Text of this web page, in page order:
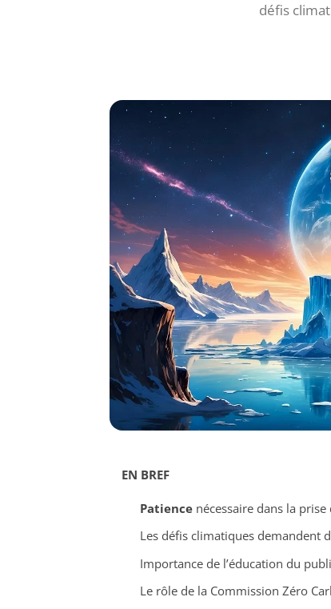
défis
EN BREF
Patiencenécessaire dans la
Les défis climatiques demandent
Importance de l’éducation du
Le rôle de la Commission Zéro